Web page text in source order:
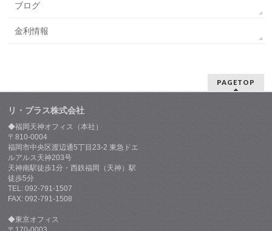
ブログ
金利情報
PAGETOP
リ・プラス株式会社
◆福岡天神オフィス（本社）
〒810-0004
福岡市中央区渡辺通5丁目23-2 東急ドエ
ルアルス天神203号
天神南駅徒歩1分・西鉄福岡（天神）駅
徒歩5分
TEL: 092-791-1507
FAX: 092-791-1508
◆東京オフィス